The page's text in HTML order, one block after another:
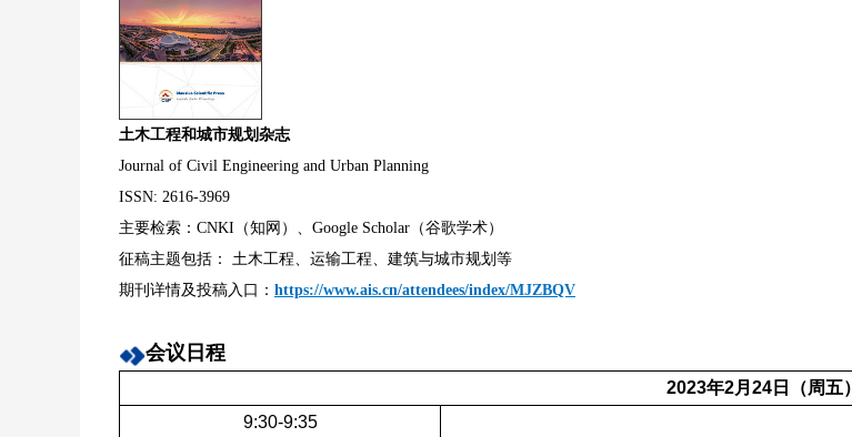
土木工程和城市规划杂志
Journal of Civil Engineering and Urban Planning
ISSN: 2616-3969
主要检索：CNKI（知网）、Google Scholar（谷歌学术）
征稿主题包括： 土木工程、运输工程、建筑与城市规划等
期刊详情及投稿入口： https://www.ais.cn/attendees/index/MJZBQV
会议日程
2023年2月24日（周五）
9:30-9:35